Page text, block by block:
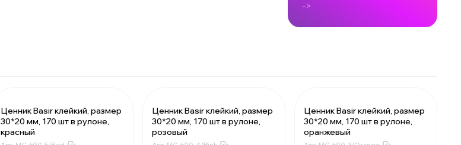
->
Ценник Basir клейкий, размер
30*20 мм, 170 шт в рулоне,
красный
За 1 рулон:
16.99 ₽
Мин. 150 шт:
Ценник Basir клейкий, размер
30*20 мм, 170 шт в рулоне,
розовый
За 1 рулон:
16.99 ₽
Мин. 150 шт:
Ценник Basir клейкий, размер
30*20 мм, 170 шт в рулоне,
оранжевый
За 1 рулон:
16.99 ₽
Мин. 150 шт: